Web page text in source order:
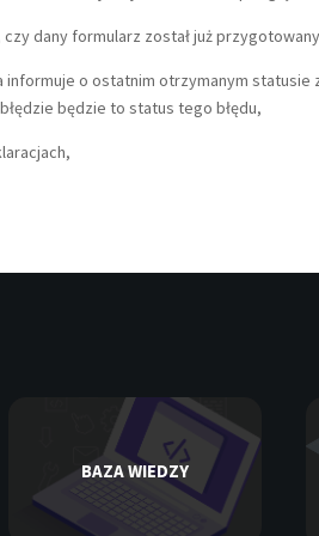
dany formularz został już
o ostatnim otrzymanym statusie
będzie to status tego błędu,
BAZA WIEDZY